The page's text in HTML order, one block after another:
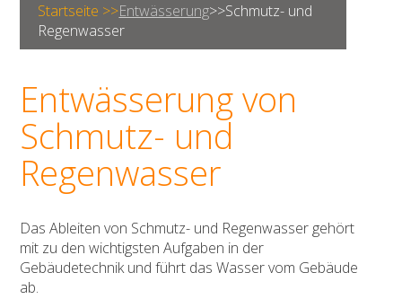
Startseite >>Entwässerung>>Schmutz- und
Regenwasser
Entwässerung von
Schmutz- und
Regenwasser
Das Ableiten von Schmutz- und Regenwasser gehört
mit zu den wichtigsten Aufgaben in der
Gebäudetechnik und führt das Wasser vom Gebäude
ab.